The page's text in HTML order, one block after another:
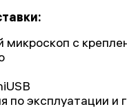
микроскоп с
по эксплуатации и